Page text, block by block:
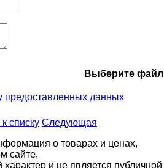
Выберите файл
предоставленных данных
списку Следующая
о товарах и ценах,
сайте,
и не является публичной